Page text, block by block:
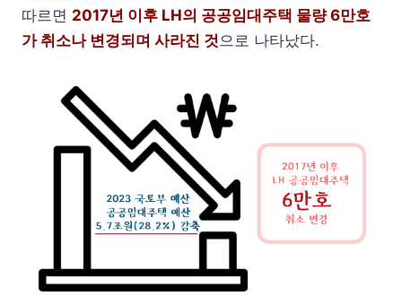
따르면 2017년 이후 LH의 공공임대주택 물량 6만호
가 취소나 변경되며 사라진 것 으로 나타났다.